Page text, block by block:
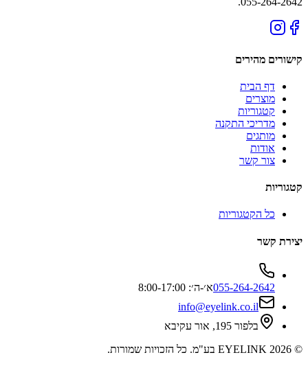
קישורים מהירים
דף הבית
מוצרים
קטגוריות
מדריכי התקנה
מותגים
אודות
צור קשר
קטגוריות
כל הקטגוריות
יצירת קשר
055-264-2642א׳-ה׳: 8:00-17:00
info@eyelink.co.il
בלפור 195, אור עקיבא
©
2026 EYELINK בע"מ . כל הזכויות שמורות.